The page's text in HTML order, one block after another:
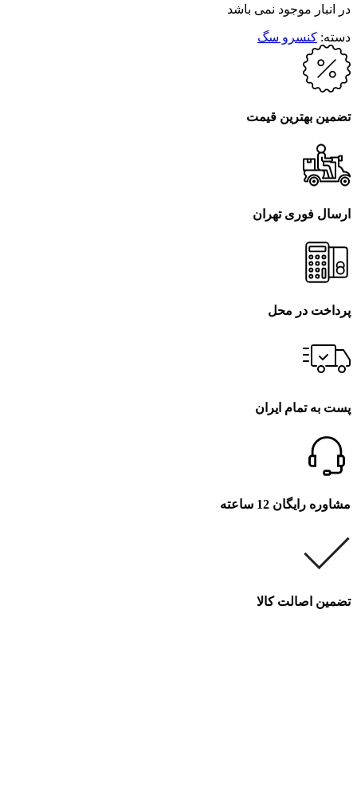
در انبار موجود نمی باشد
دسته: کنسرو سگ
تضمین بهترین قیمت
ارسال فوری تهران
پرداخت در محل
پست به تمام ایران
مشاوره رایگان 12 ساعته
تضمین اصالت کالا